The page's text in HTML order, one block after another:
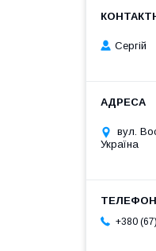
Сергій
вул.
Україна
+380